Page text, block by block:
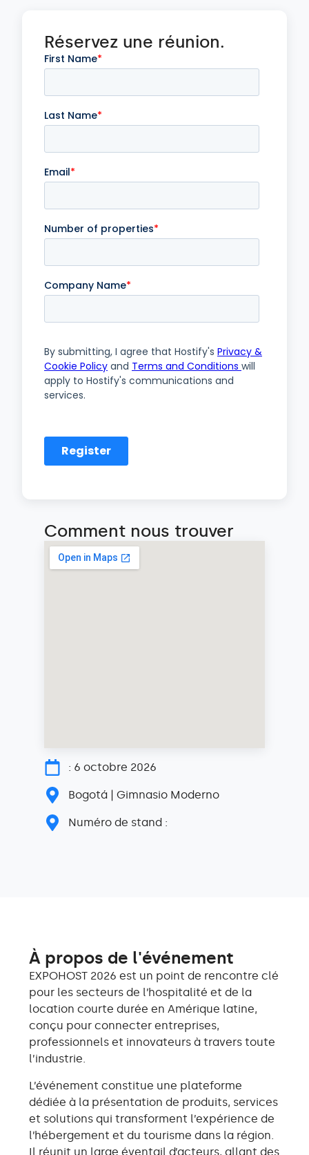
Réservez une réunion.
Comment nous trouver
: 6 octobre 2026
Bogotá | Gimnasio Moderno
Numéro de stand :
À propos de l'événement
EXPOHOST 2026 est un point de rencontre clé
pour les secteurs de l’hospitalité et de la
location courte durée en Amérique latine,
conçu pour connecter entreprises,
professionnels et innovateurs à travers toute
l’industrie.
L’événement constitue une plateforme
dédiée à la présentation de produits, services
et solutions qui transforment l’expérience de
l’hébergement et du tourisme dans la région.
Il réunit un large éventail d’acteurs, allant des